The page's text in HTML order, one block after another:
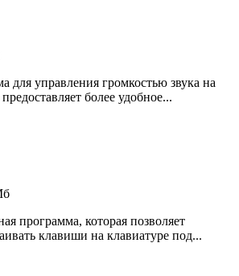
для управления громкостью звука на
более удобное...
программа, которая позволяет
клавиши на клавиатуре под...